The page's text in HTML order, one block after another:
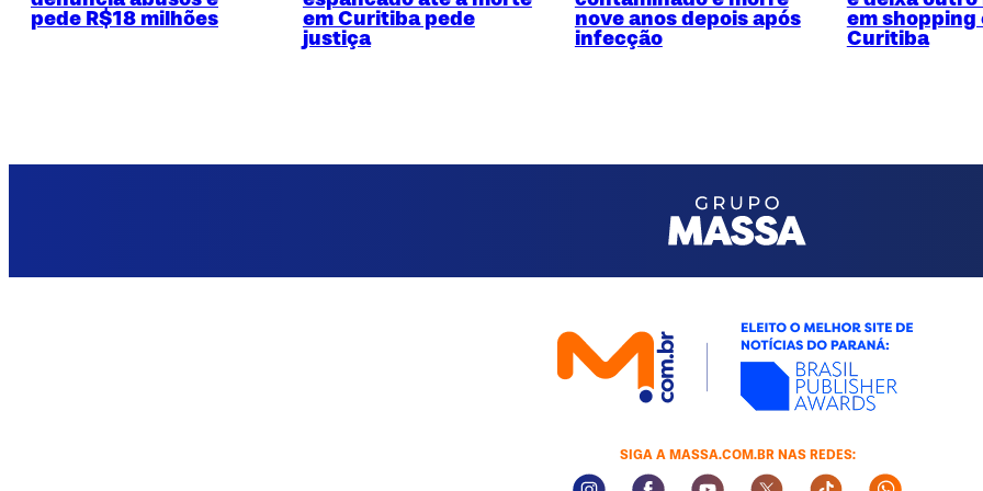
pede R$18 milhões em Curitiba pede
justiça
nove anos depois após
infecção
em shopping
Curitiba
SIGA A MASSA.COM.BR NAS REDES:
Instagram Social Media
Facebook Social Media
Youtube Social Media
Twitter Social Media
Tiktok Social